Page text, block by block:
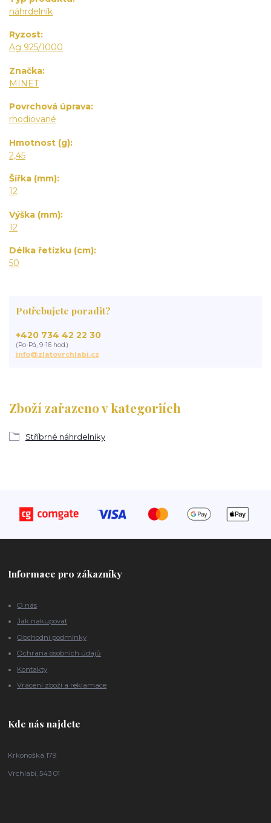
náhrdelník
Ryzost
Ag 925/1000
Značka
MINET
Povrchová úprava
rhodiované
Hmotnost (g)
2,45
Šířka (mm)
12
Výška (mm)
12
Délka řetízku (cm)
50
Zboží zařazeno v kategoriích
Stříbrné náhrdelníky
Potřebujete poradit?
+420 734 42 22 30
(Po-Pá, 9-16 hod.)
info@zlatovrchlabi.cz
Informace pro zákazníky
O nás
Jak nakupovat
Obchodní podmínky
Ochrana osobních údajů
Kontakty
Vrácení zboží a reklamace
Kde nás najdete
Krkonošká 179
Vrchlabí, 543 01